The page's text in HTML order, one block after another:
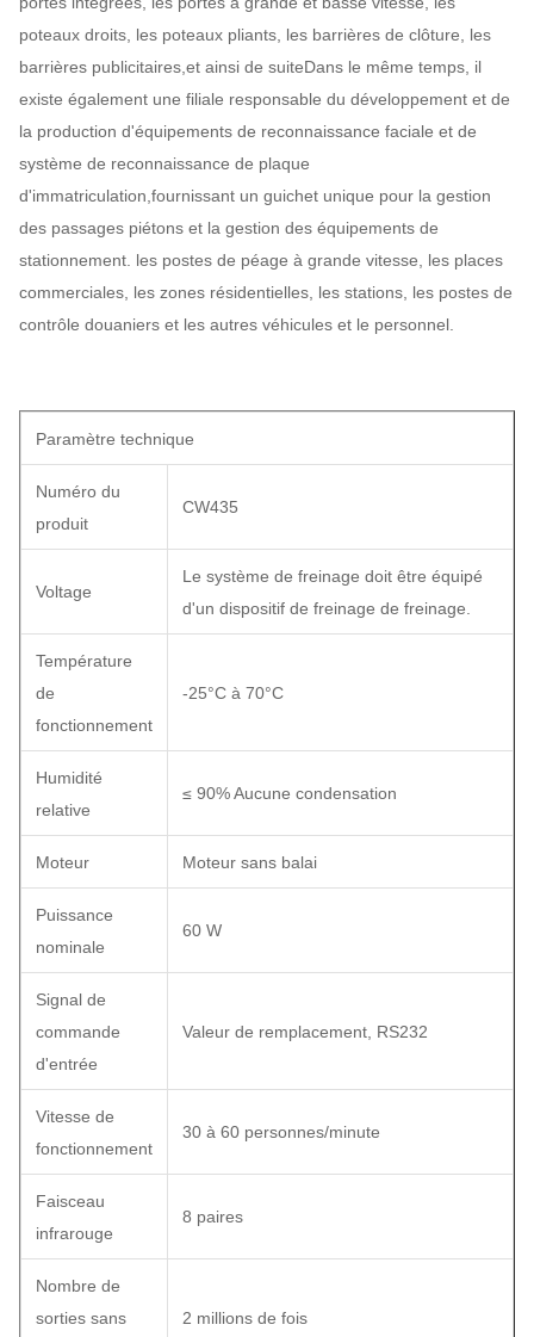
poteaux droits, les poteaux pliants, les barrières de clôture, les
barrières publicitaires,et ainsi de suiteDans le même temps, il
existe également une filiale responsable du développement et de
la production d'équipements de reconnaissance faciale et de
système de reconnaissance de plaque
d'immatriculation,fournissant un guichet unique pour la gestion
des passages piétons et la gestion des équipements de
stationnement. les postes de péage à grande vitesse, les places
commerciales, les zones résidentielles, les stations, les postes de
contrôle douaniers et les autres véhicules et le personnel.
Paramètre technique
Numéro du
produit
CW435
Voltage
Le système de freinage doit être équipé
d'un dispositif de freinage de freinage.
Température
de
fonctionnement
-25°C à 70°C
Humidité
relative
≤ 90% Aucune condensation
Moteur Moteur sans balai
Puissance
nominale
60 W
Signal de
commande
d'entrée
Valeur de remplacement, RS232
Vitesse de
fonctionnement
30 à 60 personnes/minute
Faisceau
infrarouge
8 paires
Nombre de
sorties sans
2 millions de fois